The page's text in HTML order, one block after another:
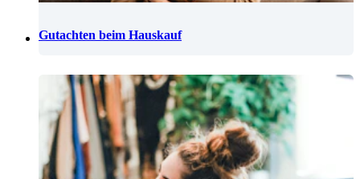
Gutachten beim Hauskauf